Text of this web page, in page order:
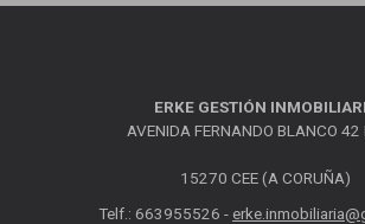
ERKE GESTIÓN
AVENIDA FERNANDO BLANCO 42
15270 CEE (A CORUÑA)
Telf.: 663955526 -